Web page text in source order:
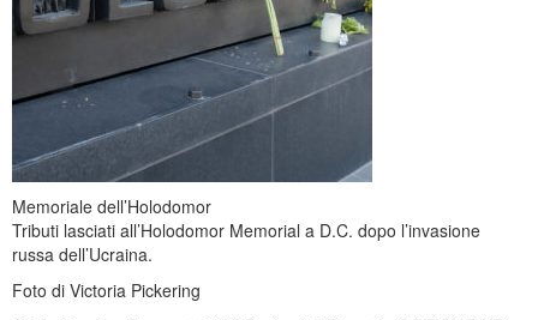
Memoriale dell’Holodomor
Tributi lasciati all’Holodomor Memorial a D.C. dopo l’invasione
russa dell’Ucraina.
Foto di Victoria Pickering